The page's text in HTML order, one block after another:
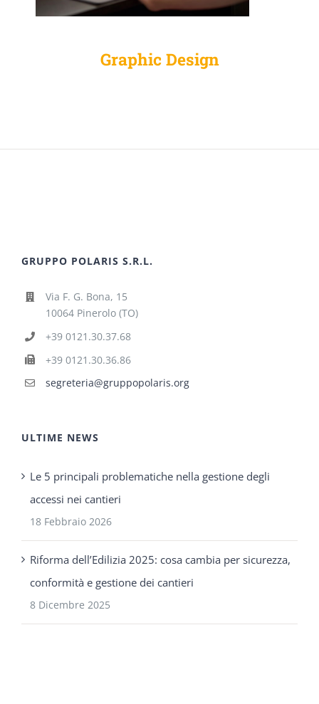
Graphic Design
GRUPPO POLARIS S.R.L.
Via F. G. Bona, 15
10064 Pinerolo (TO)
+39 0121.30.37.68
+39 0121.30.36.86
segreteria@gruppopolaris.org
ULTIME NEWS
Le 5 principali problematiche nella gestione degli
accessi nei cantieri
18 Febbraio 2026
Riforma dell’Edilizia 2025: cosa cambia per sicurezza,
conformità e gestione dei cantieri
8 Dicembre 2025